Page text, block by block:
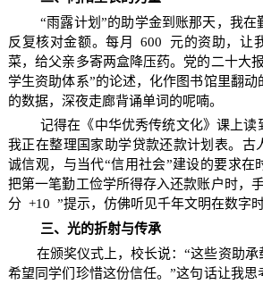
“雨露计划”的助学金到账那天，我
反复核对金额。每月
600
元的资助，让
菜，给父亲多寄两盒降压药。党的二十大
学生资助体系”的论述，化作图书馆里翻动
的数据，深夜走廊背诵单词的呢喃。
记得在《中华优秀传统文化》课上读
我正在整理国家助学贷款还款计划表。古
诚信观，与当代“信用社会”建设的要求在
把第一笔勤工俭学所得存入还款账户时，
分 +10 ”提示，仿佛听见千年文明在数字
三、光的折射与传承
在颁奖仪式上，校长说：“这些资助承
希望同学们珍惜这份信任。”这句话让我思